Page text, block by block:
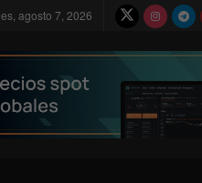
agosto 7, 2026